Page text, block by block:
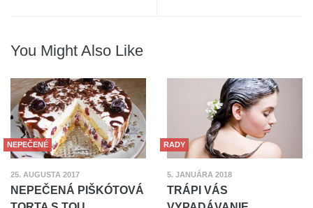
You Might Also Like
NEPEČENÉ
25. AUGUSTA 2017
NEPEČENÁ PIŠKÓTOVÁ
RADY
5. JANUÁRA 2018
TRÁPI VÁS